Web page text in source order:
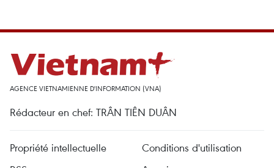
AGENCE VIETNAMIENNE D'INFORMATION (VNA)
Rédacteur en chef: TRÂN TIÊN DUÂN
Propriété intellectuelle
Conditions d'utilisation